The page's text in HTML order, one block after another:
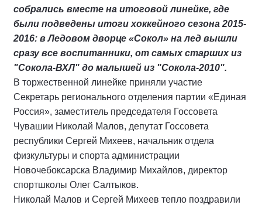
собрались вместе на итоговой линейке, где
были подведены итоги хоккейного сезона 2015-
2016: в Ледовом дворце «Сокол» на лед вышли
сразу все воспитанники, от самых старших из
"Сокола-ВХЛ" до малышей из "Сокола-2010".
В торжественной линейке приняли участие
Секретарь регионального отделения партии «Единая
Россия», заместитель председателя Госсовета
Чувашии Николай Малов, депутат Госсовета
республики Сергей Михеев, начальник отдела
физкультуры и спорта администрации
Новочебоксарска Владимир Михайлов, директор
спортшколы Олег Салтыков.
Николай Малов и Сергей Михеев тепло поздравили